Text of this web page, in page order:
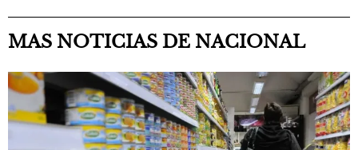
MAS NOTICIAS DE NACIONAL